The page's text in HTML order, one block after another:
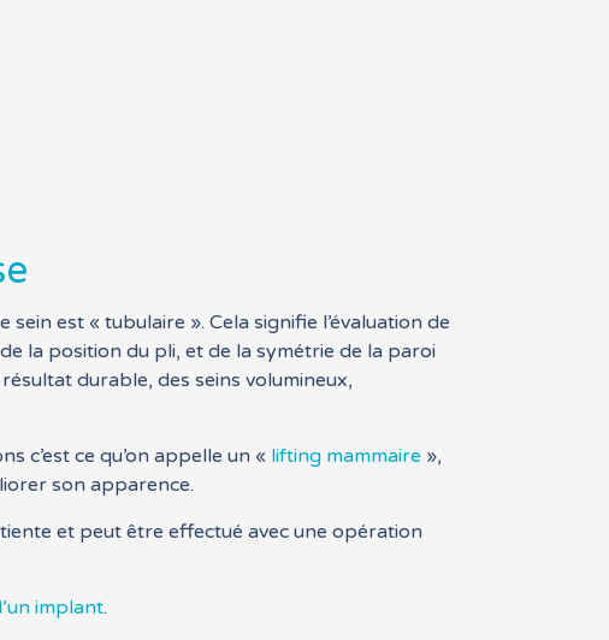
est « tubulaire ». Cela signifie l’évaluation de
la position du pli, et de la symétrie de la paroi
durable, des seins volumineux,
c’est ce qu’on appelle un « lifting mammaire »,
son apparence.
et peut être effectué avec une opération
implant.